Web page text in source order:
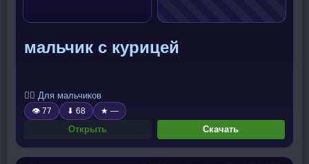
мальчик с курицей
🧍‍♂️ Для мальчиков
👁 77 ⬇ 68 ★ —
Открыть Скачать